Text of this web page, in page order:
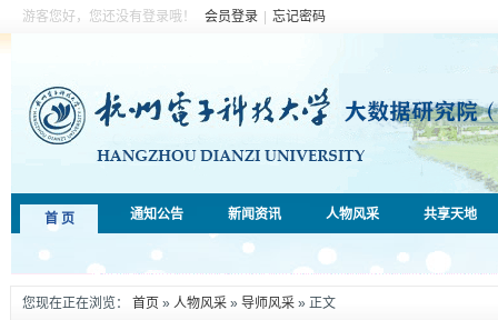
游客您好，您还没有登录哦！ 会员登录 忘记密码
首 页 通知公告 新闻资讯 人物风采 共享天地
您现在正在浏览： 首页 » 人物风采 » 导师风采 » 正文